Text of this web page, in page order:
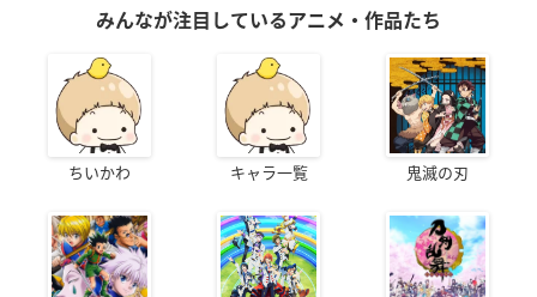
みんなが注目しているアニメ・作品たち
ちいかわ キャラ一覧 鬼滅の刃